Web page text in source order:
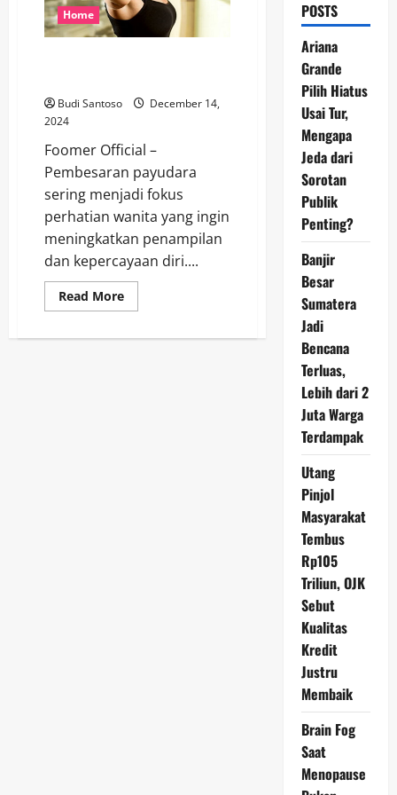
Home
Budi Santoso
December 14,
2024
Foomer Official –
Pembesaran payudara
sering menjadi fokus
perhatian wanita yang ingin
meningkatkan penampilan
dan kepercayaan diri....
Read MoreRead
more
Pembesaran
POSTS
Ariana
Grande
Pilih Hiatus
Usai Tur,
Mengapa
Jeda dari
Sorotan
Publik
Penting?
Banjir
Besar
Sumatera
Jadi
Bencana
Terluas,
Lebih dari 2
Juta Warga
Terdampak
Utang
Pinjol
Masyarakat
Tembus
Rp105
Triliun, OJK
Sebut
Kualitas
Kredit
Justru
Membaik
Brain Fog
Saat
Menopause